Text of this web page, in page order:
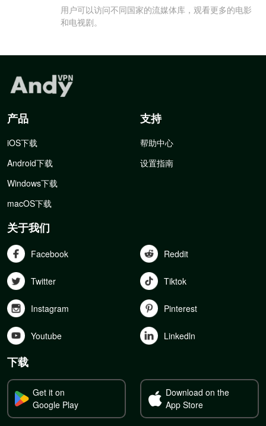
用户可以访问不同国家的流媒体库，观看更多的电影
和电视剧。
产品
iOS下载
Android下载
Windows下载
macOS下载
支持
帮助中心
设置指南
关于我们
Facebook Reddit
Twitter Tiktok
Instagram Pinterest
Youtube Linkedln
下载
Get it on
Google Play
Download on the
App Store